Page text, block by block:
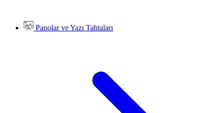
Panolar ve Yazı Tahtaları